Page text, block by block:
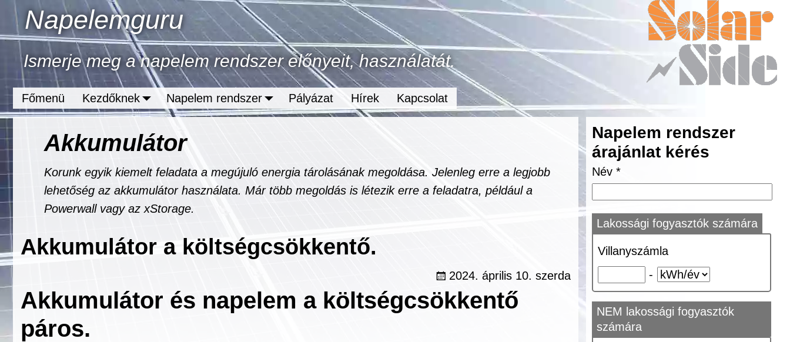
Napelemguru
Ismerje meg a napelem rendszer előnyeit, használatát.
Főmenü Kezdőknek Napelem rendszer Pályázat Hírek Kapcsolat
Akkumulátor
Korunk egyik kiemelt feladata a megújuló energia tárolásának megoldása. Jelenleg erre a legjobb
lehetőség az akkumulátor használata. Már több megoldás is létezik erre a feladatra, például a
Powerwall vagy az xStorage.
Akkumulátor a költségcsökkentő.
2024. április 10. szerda
Akkumulátor és napelem a költségcsökkentő
páros.
Napelem rendszer
árajánlat kérés
Név *
Lakossági fogyasztók számára
Villanyszámla
-
NEM lakossági fogyasztók
számára